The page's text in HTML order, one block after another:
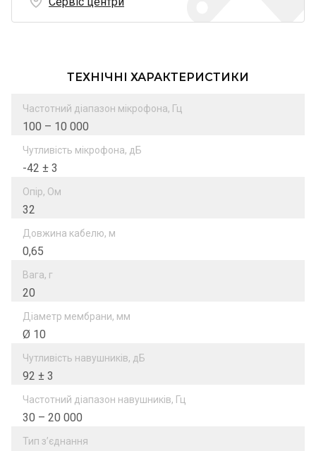
ТЕХНІЧНІ ХАРАКТЕРИСТИКИ
Частотний діапазон мікрофона, Гц
100 – 10 000
Чутливість мікрофона, дБ
-42 ± 3
Опір, Ом
32
Довжина кабелю, м
0,65
Вага, г
20
Діаметр мембрани, мм
Ø 10
Чутливість навушників, дБ
92 ± 3
Частотний діапазон навушників, Гц
30 – 20 000
Тип з’єднання